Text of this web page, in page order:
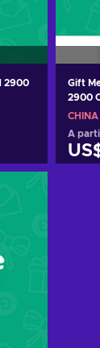
2900
Gift
2900
CHINA
A